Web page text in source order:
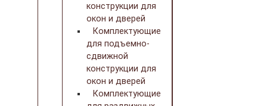
конструкции для
окон и дверей
Комплектующие
для подъемно-
сдвижной
конструкции для
окон и дверей
Комплектующие